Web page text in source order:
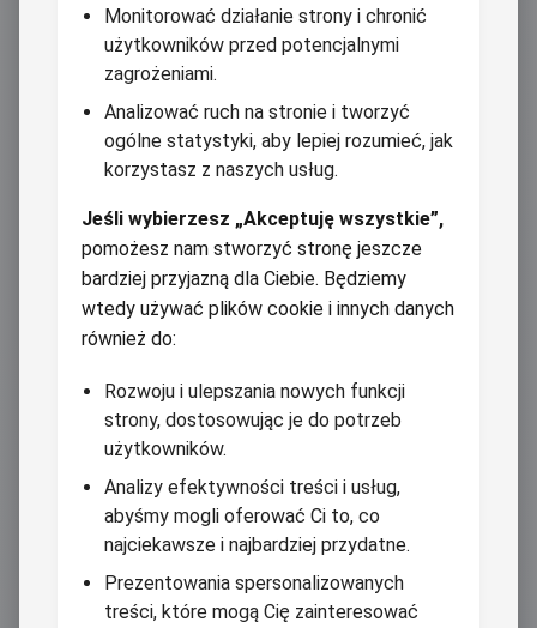
Monitorować działanie strony i chronić
użytkowników przed potencjalnymi
zagrożeniami.
Analizować ruch na stronie i tworzyć
ogólne statystyki, aby lepiej rozumieć, jak
korzystasz z naszych usług.
Jeśli wybierzesz „Akceptuję wszystkie”,
pomożesz nam stworzyć stronę jeszcze
bardziej przyjazną dla Ciebie. Będziemy
wtedy używać plików cookie i innych danych
również do:
Rozwoju i ulepszania nowych funkcji
strony, dostosowując je do potrzeb
użytkowników.
Analizy efektywności treści i usług,
abyśmy mogli oferować Ci to, co
najciekawsze i najbardziej przydatne.
Prezentowania spersonalizowanych
treści, które mogą Cię zainteresować